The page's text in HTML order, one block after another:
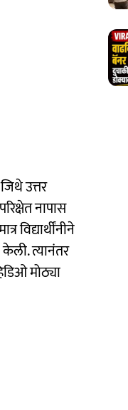
उत्तर
नापास
विद्यार्थींनीने
त्यानंतर
मोठ्या